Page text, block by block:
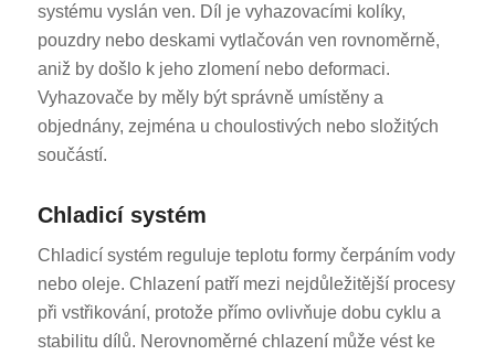
systému vyslán ven. Díl je vyhazovacími kolíky,
pouzdry nebo deskami vytlačován ven rovnoměrně,
aniž by došlo k jeho zlomení nebo deformaci.
Vyhazovače by měly být správně umístěny a
objednány, zejména u choulostivých nebo složitých
součástí.
Chladicí systém
Chladicí systém reguluje teplotu formy čerpáním vody
nebo oleje. Chlazení patří mezi nejdůležitější procesy
při vstřikování, protože přímo ovlivňuje dobu cyklu a
stabilitu dílů. Nerovnoměrné chlazení může vést ke